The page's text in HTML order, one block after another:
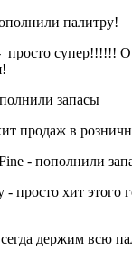
палитру!
просто супер!!!!!!
запасы
продаж в
- пополнили
- просто хит этого
держим всю